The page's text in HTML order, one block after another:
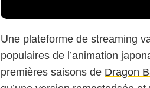
Une plateforme de streaming
populaires de l’animation
premières saisons de Dragon